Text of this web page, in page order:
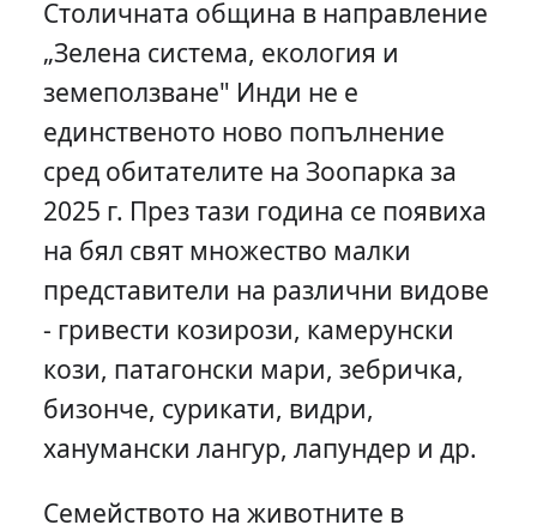
Столичната община в направление
„Зелена система, екология и
земеползване" Инди не е
единственото ново попълнение
сред обитателите на Зоопарка за
2025 г. През тази година се появиха
на бял свят множество малки
представители на различни видове
- гривести козирози, камерунски
кози, патагонски мари, зебричка,
бизонче, сурикати, видри,
ханумански лангур, лапундер и др.
Семейството на животните в